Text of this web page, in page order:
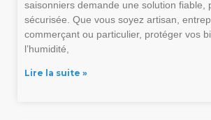
saisonniers demande une solution fiable,
sécurisée. Que vous soyez artisan,
commerçant ou particulier, protéger vos
l’humidité,
Lire la suite »